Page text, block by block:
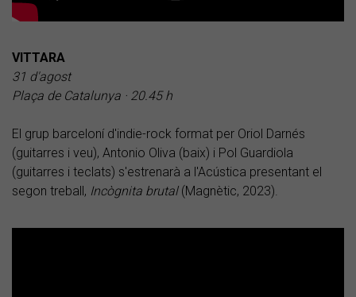
VITTARA
31 d'agost
Plaça de Catalunya · 20.45 h
El grup barceloní d'indie-rock format per Oriol Darnés
(guitarres i veu), Antonio Oliva (baix) i Pol Guardiola
(guitarres i teclats) s'estrenarà a l'Acústica presentant el
segon treball, Incògnita brutal (Magnètic, 2023).